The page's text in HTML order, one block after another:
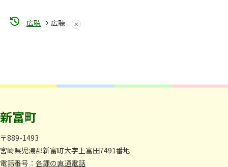
広聴 広聴
新富町
〒889-1493
宮崎県児湯郡新富町大字上富田7491番地
電話番号： 各課の直通電話